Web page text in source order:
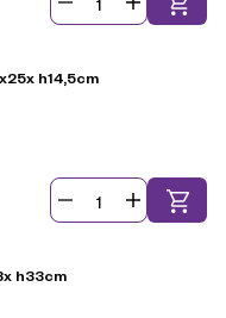
h14,5cm
h33cm